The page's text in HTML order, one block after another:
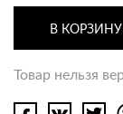
В КОРЗИНУ
Товар нельзя